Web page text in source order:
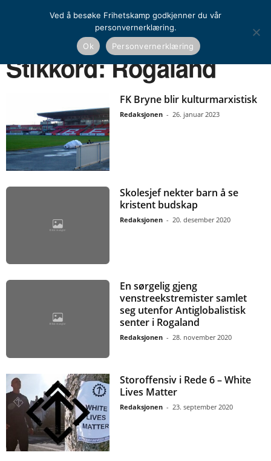
Rogaland
Stikkord: Rogaland
FK Bryne blir kulturmarxistisk
Redaksjonen - 26. januar 2023
Skolesjef nekter barn å se
kristent budskap
Redaksjonen - 20. desember 2020
En sørgelig gjeng
venstreekstremister samlet
seg utenfor Antiglobalistisk
senter i Rogaland
Redaksjonen - 28. november 2020
Storoffensiv i Rede 6 – White
Lives Matter
Redaksjonen - 23. september 2020
Ved å besøke Frihetskamp godkjenner du vår
personvernerklæring.
Ok
Personvernerklæring